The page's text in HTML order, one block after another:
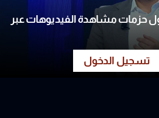
حزمات مشاهدة الفيديوهات عبر